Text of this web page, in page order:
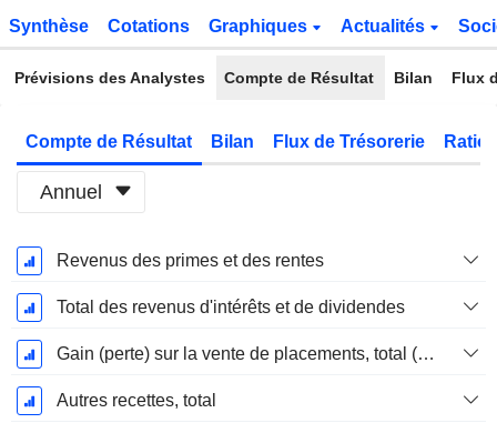
Synthèse Cotations Graphiques Actualités
Prévisions des Analystes Compte de Résultat Bilan Flux
Compte de Résultat Bilan Flux de Trésorerie
Annuel
Période
Fiscale:
Décembre
Revenus des primes et des rentes
Total des revenus d'intérêts et de dividendes
Gain (perte) sur la vente de placements, total (Rev)
Autres recettes, total